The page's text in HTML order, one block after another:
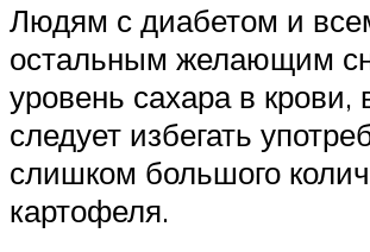
Людям с диабетом и
остальным желающим
уровень сахара в крови,
следует избегать
слишком большого
картофеля.